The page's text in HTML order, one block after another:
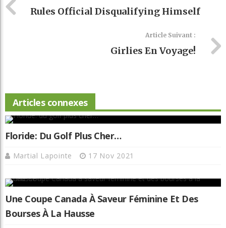
Rules Official Disqualifying Himself
Article Suivant :
Girlies En Voyage!
Articles connexes
Floride: Du Golf Plus Cher…
Martial Lapointe 17 Nov 2021
Une Coupe Canada À Saveur Féminine Et Des
Bourses À La Hausse